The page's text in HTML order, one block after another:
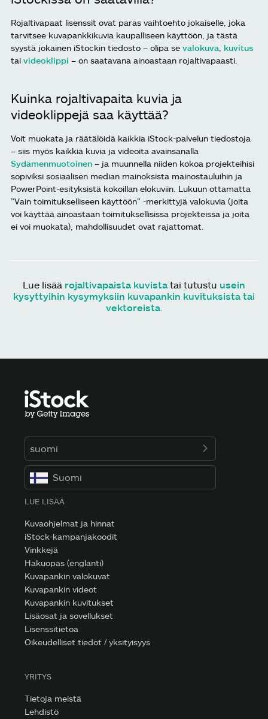
Rojaltivapaat lisenssit ovat paras vaihtoehto jokaiselle, joka
tarvitsee kuvapankkikuvia kaupalliseen käyttöön, ja tästä
syystä jokainen iStockin tiedosto – olipa se valokuva kuvitus
tai videoklippi – on saatavana ainoastaan rojaltivapaasti.
Kuinka rojaltivapaita kuvia ja
videoklippejä saa käyttää?
Voit muokata ja räätälöidä kaikkia iStock-palvelun tiedostoja
– siis myös kaikkia kuvia ja videoita avainsanalla
Sydämenmuotoinen – ja muunnella niiden kokoa projekteihisi
sopiviksi sosiaalisen median mainoksista mainostauluihin ja
PowerPoint-esityksistä kokoillan elokuviin. Lukuun ottamatta
”Vain toimitukselliseen käyttöön” -merkittyjä valokuvia (joita
voi käyttää ainoastaan toimituksellisissa projekteissa ja joita
ei voi muokata), mahdollisuudet ovat rajattomat.
Lue lisää rojaltivapaista kuvista tai tutustu usein
kysyttyihin kysymyksiin kuvapankin kuvituksista tai
vektoreista
suomi
Suomi
LUE LISÄÄ
Kuvaohjelmat ja hinnat
iStock-kampanjakoodit
Vinkkejä
Hakuopas (englanti)
Kuvapankin valokuvat
Kuvapankin videot
Kuvapankin kuvitukset
Lisäosat ja sovellukset
Lisenssitietoa
Oikeudelliset tiedot / yksityisyys
YRITYS
Tietoja meistä
Lehdistö